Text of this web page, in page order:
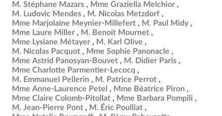
M. Stéphane Mazars
Mme Graziella Melchior
M. Ludovic Mendes
M. Nicolas Metzdorf
Mme Marjolaine Meynier-Millefert
M. Paul Midy
Mme Laure Miller
M. Benoit Mournet
Mme Lysiane Métayer
M. Karl Olive
M. Nicolas Pacquot
Mme Sophie Panonacle
Mme Astrid Panosyan-Bouvet
M. Didier Paris
Mme Charlotte Parmentier-Lecocq
M. Emmanuel Pellerin
M. Patrice Perrot
Mme Anne-Laurence Petel
Mme Béatrice Piron
Mme Claire Colomb-Pitollat
Mme Barbara Pompili
M. Jean-Pierre Pont
M. Éric Poulliat